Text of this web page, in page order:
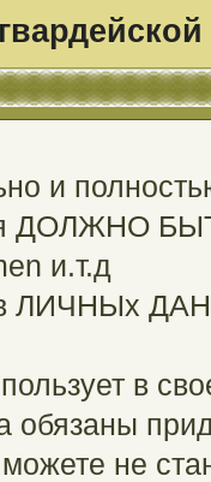
и
ДОЛЖНО
и.т.д
в ЛИЧНЫх
в
обязаны
не